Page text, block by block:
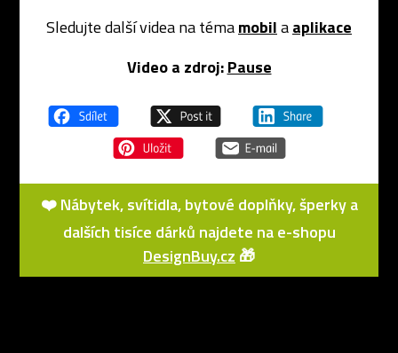
Sledujte další videa na témamobilaaplikace
Video a zdroj: Pause
❤️ Nábytek, svítidla, bytové doplňky, šperky a
dalších tisíce dárků najdete na e-shopu
DesignBuy.cz 🎁